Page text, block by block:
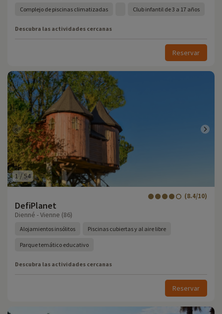
Complejo de piscinas climatizadas Club infantil de 3 a 17 años
Descubra las actividades cercanas
Reservar
1 /54
DefiPlanet
(8.4/10)
Dienné - Vienne (86)
Alojamientos insólitos Piscinas cubiertas y al aire libre
Parque temático educativo
Descubra las actividades cercanas
Reservar